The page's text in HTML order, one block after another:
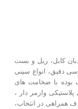
کابل، ریل و بست
دقیق، انواع سینی
بوده با ضخامت های
وارمر دار ،
همراهی در انتخاب،